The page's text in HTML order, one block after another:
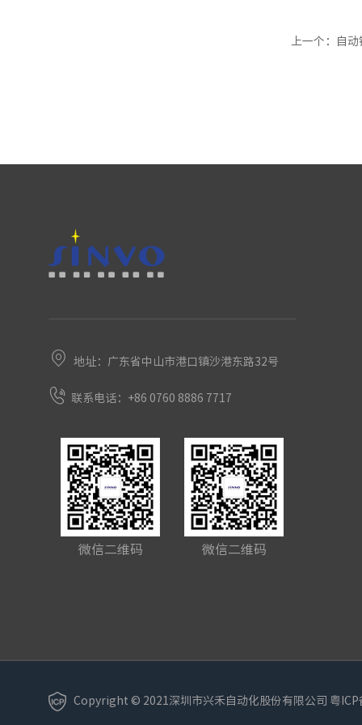
上一个 ：自
地址：广东省中山市港口镇沙港东路32号
联系电话：+86 0760 8886 7717
微信二维码 微信二维码
Copyright © 2021深圳市兴禾自动化股份有限公司 粤